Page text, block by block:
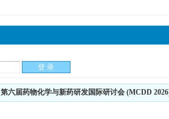
第六届药物化学与新药研发国际研讨会 (MCDD